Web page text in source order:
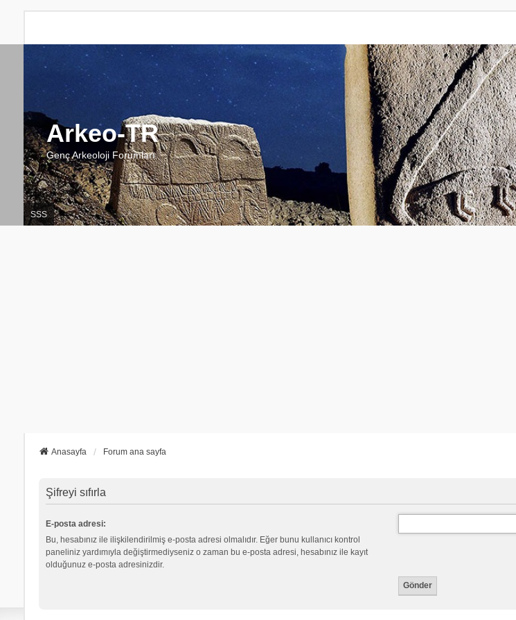
Arkeo-TR
Genç Arkeoloji Forumları
SSS
Anasayfa Forum ana sayfa
Şifreyi sıfırla
E-posta adresi:
Bu, hesabınız ile ilişkilendirilmiş e-posta adresi olmalıdır. Eğer bunu kullanıcı kontrol
paneliniz yardımıyla değiştirmediyseniz o zaman bu e-posta adresi, hesabınız ile kayıt
olduğunuz e-posta adresinizdir.